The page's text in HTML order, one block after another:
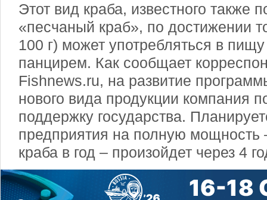
Этот вид краба, известного также
«песчаный краб», по достижении
100 г) может употребляться в
панцирем. Как сообщает
Fishnews.ru, на развитие
нового вида продукции компания
поддержку государства.
предприятия на полную мощность
краба в год – произойдет через 4